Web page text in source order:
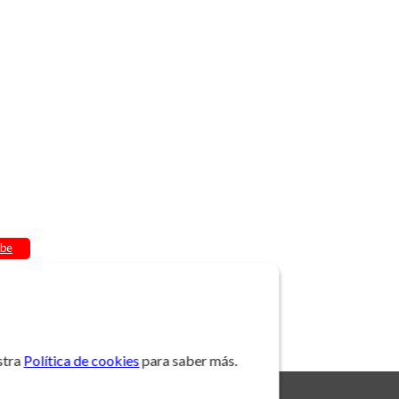
Política de cookiespara saber más.